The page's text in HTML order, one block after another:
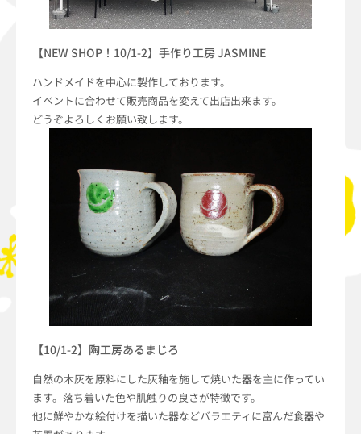
【NEW SHOP！10/1-2】手作り工房 JASMINE
ハンドメイドを中心に製作しております。
イベントに合わせて販売商品を変えて出店出来ます。
どうぞよろしくお願い致します。
【10/1-2】陶工房あるまじろ
自然の木灰を原料にした灰釉を施して焼いた器を主に作ってい
ます。落ち着いた色や肌触りの良さが特徴です。
他に鮮やかな絵付けを描いた器などバラエティに富んだ食器や